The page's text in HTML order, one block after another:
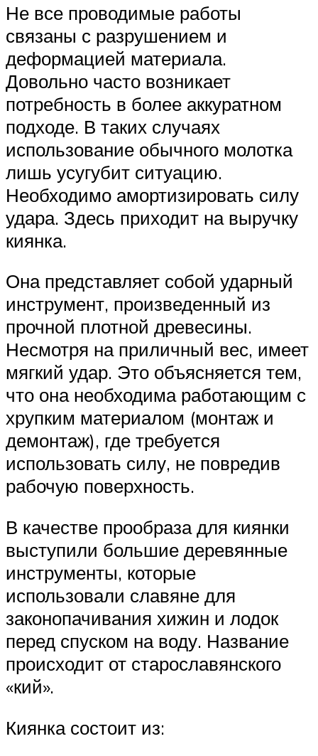
Не все проводимые работы
связаны с разрушением и
деформацией материала.
Довольно часто возникает
потребность в более аккуратном
подходе. В таких случаях
использование обычного молотка
лишь усугубит ситуацию.
Необходимо амортизировать силу
удара. Здесь приходит на выручку
киянка.
Она представляет собой ударный
инструмент, произведенный из
прочной плотной древесины.
Несмотря на приличный вес, имеет
мягкий удар. Это объясняется тем,
что она необходима работающим с
хрупким материалом (монтаж и
демонтаж), где требуется
использовать силу, не повредив
рабочую поверхность.
В качестве прообраза для киянки
выступили большие деревянные
инструменты, которые
использовали славяне для
законопачивания хижин и лодок
перед спуском на воду. Название
происходит от старославянского
«кий».
Киянка состоит из: